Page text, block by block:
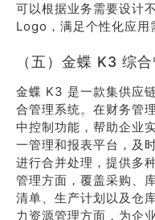
可以根据业务需要设计
Logo，满足个性化应用
（五）金蝶 K3 综
金蝶 K3 是一款集供应
合管理系统。在财务管
中控制功能，帮助企业
一管理和报表平台，及
进行合并处理，提供多
管理方面，覆盖采购、
清单、生产计划以及仓
力资源管理方面，为企